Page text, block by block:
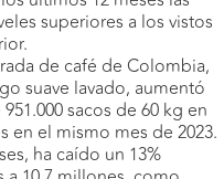
superiores a los vistos
de café de Colombia,
suave lavado, aumentó
sacos de 60 kg en
en el mismo mes de 2023.
ha caído un 13%